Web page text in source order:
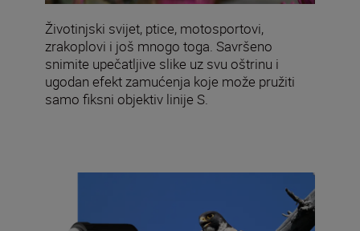
Životinjski svijet, ptice, motosportovi,
zrakoplovi i još mnogo toga. Savršeno
snimite upečatljive slike uz svu oštrinu i
ugodan efekt zamućenja koje može pružiti
samo fiksni objektiv linije S.